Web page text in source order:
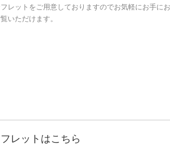
レットをご用意しておりますのでお気軽にお手に
いただけます。
レットはこちら